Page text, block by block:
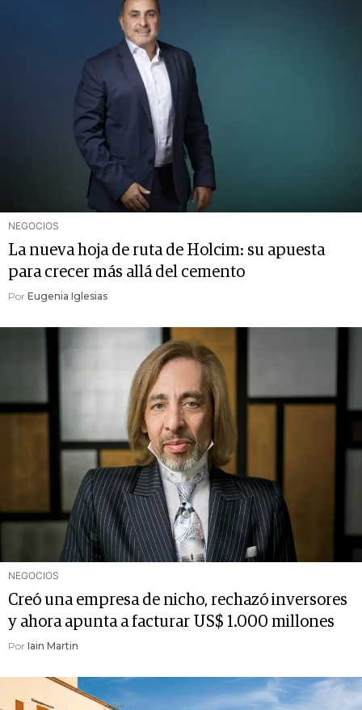
NEGOCIOS
La nueva hoja de ruta de Holcim: su apuesta
para crecer más allá del cemento
Por Eugenia Iglesias
NEGOCIOS
Creó una empresa de nicho, rechazó inversores
y ahora apunta a facturar US$ 1.000 millones
Por Iain Martin